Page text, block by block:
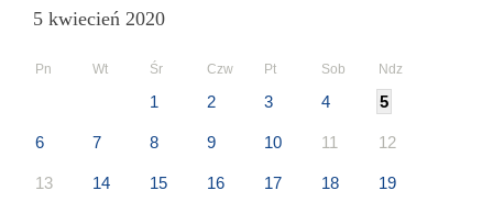
5 kwiecień 2020
Pn Wt Śr Czw Pt Sob Ndz
1 2 3 4 5
6 7 8 9 10 11 12
13 14 15 16 17 18 19